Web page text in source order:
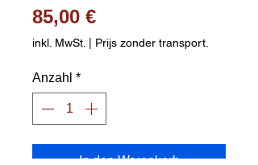
85,00 €Preis
inkl. MwSt. | Prijs zonder transport.
Anzahl *
In den Warenkorb